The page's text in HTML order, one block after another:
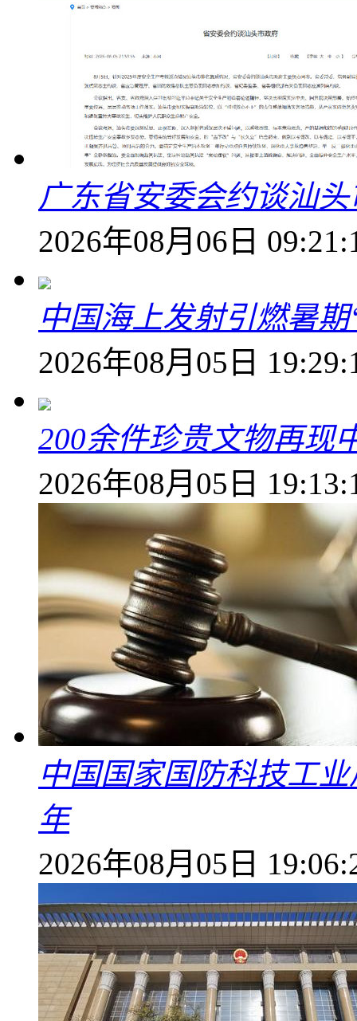
广东省安委会约谈汕
2026年08月06日
中国海上发射引燃暑
2026年08月05日
200余件珍贵文物再现
2026年08月05日
中国国家国防科技工
年
2026年08月05日